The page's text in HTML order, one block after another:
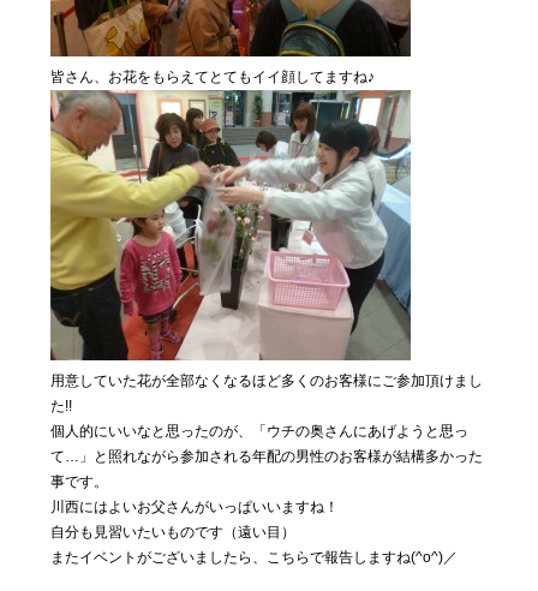
皆さん、お花をもらえてとてもイイ顔してますね♪
用意していた花が全部なくなるほど多くのお客様にご参加頂けまし
た!!
個人的にいいなと思ったのが、「ウチの奥さんにあげようと思っ
て…」と照れながら参加される年配の男性のお客様が結構多かった
事です。
川西にはよいお父さんがいっぱいいますね！
自分も見習いたいものです（遠い目）
またイベントがございましたら、こちらで報告しますね(^o^)／